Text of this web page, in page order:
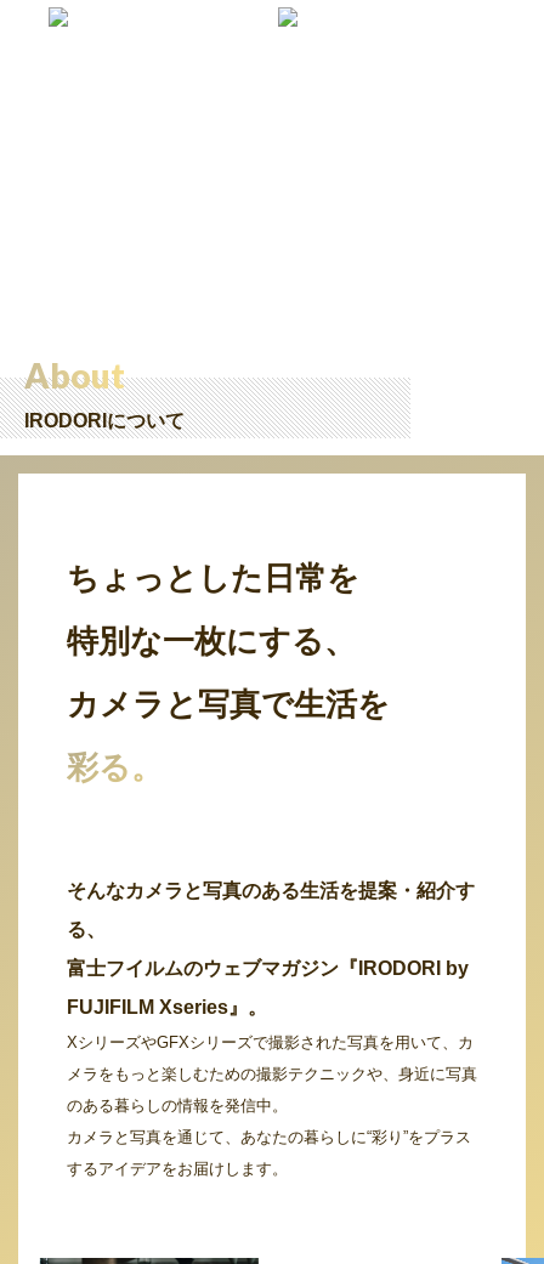
About
IRODORIについて
ちょっとした日常を
特別な一枚にする、
カメラと写真で生活を
彩る。
そんなカメラと写真のある生活を提案・紹介す
る、
富士フイルムのウェブマガジン『IRODORI by
FUJIFILM Xseries』。
XシリーズやGFXシリーズで撮影された写真を用いて、カ
メラをもっと楽しむための撮影テクニックや、身近に写真
のある暮らしの情報を発信中。
カメラと写真を通じて、あなたの暮らしに“彩り”をプラス
するアイデアをお届けします。